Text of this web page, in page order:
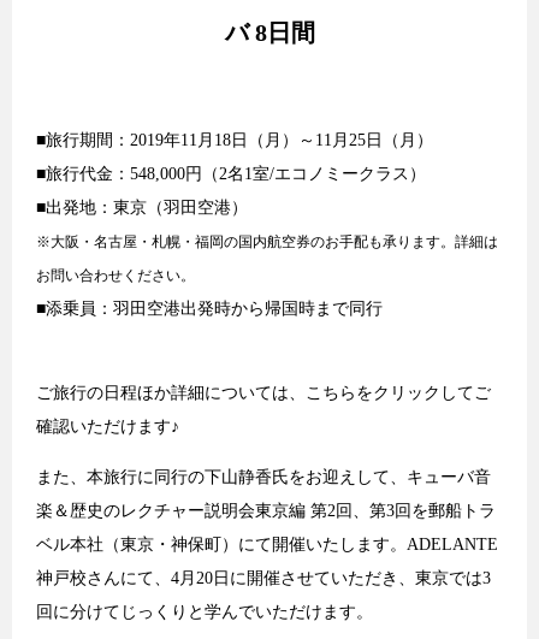
バ 8日間
■旅行期間：2019年11月18日（月）～11月25日（月）
■旅行代金：548,000円（2名1室/エコノミークラス）
■出発地：東京（羽田空港）
※大阪・名古屋・札幌・福岡の国内航空券のお手配も承ります。詳細は
お問い合わせください。
■添乗員：羽田空港出発時から帰国時まで同行
ご旅行の日程ほか詳細については、 こちら をクリックしてご
確認いただけます♪
また、本旅行に同行の下山静香氏をお迎えして、キューバ音
楽＆歴史のレクチャー説明会東京編 第2回、第3回を郵船トラ
ベル本社（東京・神保町）にて開催いたします。ADELANTE
神戸校さんにて、4月20日に開催させていただき、東京では3
回に分けてじっくりと学んでいただけます。